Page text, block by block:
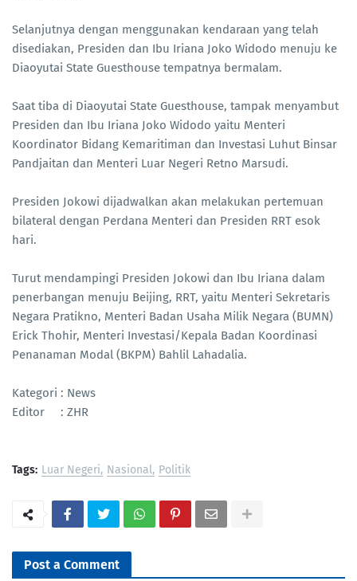
Selanjutnya dengan menggunakan kendaraan yang telah
disediakan, Presiden dan Ibu Iriana Joko Widodo menuju ke
Diaoyutai State Guesthouse tempatnya bermalam.
Saat tiba di Diaoyutai State Guesthouse, tampak menyambut
Presiden dan Ibu Iriana Joko Widodo yaitu Menteri
Koordinator Bidang Kemaritiman dan Investasi Luhut Binsar
Pandjaitan dan Menteri Luar Negeri Retno Marsudi.
Presiden Jokowi dijadwalkan akan melakukan pertemuan
bilateral dengan Perdana Menteri dan Presiden RRT esok
hari.
Turut mendampingi Presiden Jokowi dan Ibu Iriana dalam
penerbangan menuju Beijing, RRT, yaitu Menteri Sekretaris
Negara Pratikno, Menteri Badan Usaha Milik Negara (BUMN)
Erick Thohir, Menteri Investasi/Kepala Badan Koordinasi
Penanaman Modal (BKPM) Bahlil Lahadalia.
Kategori : News
Editor : ZHR
Tags: Luar Negeri Nasional Politik
Post a Comment